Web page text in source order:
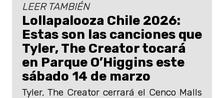
LEER TAMBIÉN
Lollapalooza Chile 2026:
Estas son las canciones que
Tyler, The Creator tocará
en Parque O’Higgins este
sábado 14 de marzo
Tyler, The Creator cerrará el Cenco Malls